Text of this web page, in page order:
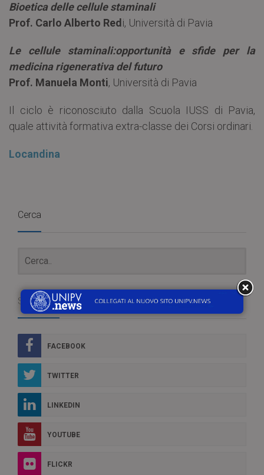
Bioetica delle cellule staminali
Prof. Carlo Alberto Red i, Università di Pavia
Le cellule staminali:opportunità e sfide per la
medicina rigenerativa del futuro
Prof. Manuela Monti, Università di Pavia
Il ciclo è riconosciuto dalla Scuola IUSS di Pavia,
quale attività formativa extra-classe dei Corsi ordinari.
Locandina
Cerca
Social Box
FACEBOOK
TWITTER
LINKEDIN
YOUTUBE
FLICKR